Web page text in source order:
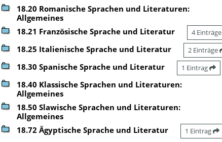
18.20 Romanische Sprachen und Literaturen:
Allgemeines
18.21 Französische Sprache und Literatur 4 Einträge
18.25 Italienische Sprache und Literatur 2 Einträge
18.30 Spanische Sprache und Literatur 1 Eintrag
18.40 Klassische Sprachen und Literaturen:
Allgemeines
18.50 Slawische Sprachen und Literaturen:
Allgemeines
18.72 Ägyptische Sprache und Literatur 1 Eintrag